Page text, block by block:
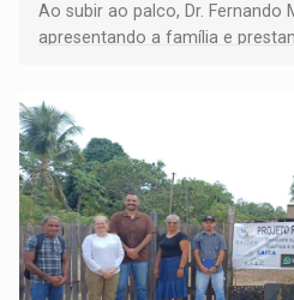
Ao subir ao palco, Dr. Fernando
apresentando a família e